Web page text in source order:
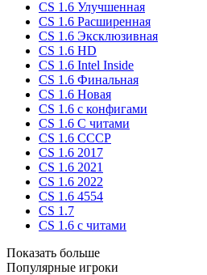
CS 1.6 Улучшенная
CS 1.6 Расширенная
CS 1.6 Эксклюзивная
CS 1.6 HD
CS 1.6 Intel Inside
CS 1.6 Финальная
CS 1.6 Новая
CS 1.6 с конфигами
CS 1.6 С читами
CS 1.6 CCCP
CS 1.6 2017
CS 1.6 2021
CS 1.6 2022
CS 1.6 4554
CS 1.7
CS 1.6 с читами
Показать больше
Популярные игроки